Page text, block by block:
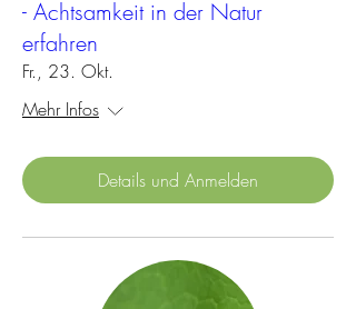
- Achtsamkeit in der Natur
erfahren
Fr., 23. Okt.
Mehr Infos
Details und Anmelden